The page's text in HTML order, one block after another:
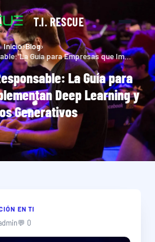
T.I. RESCUE
Inicio›Blog›
Auditoría de IA Responsable: La Guía para Empresas que Implementan Deep Learning y Modelos Generativos
La Guía para
Deep Learning y
Generativos
EN TI
💬 0